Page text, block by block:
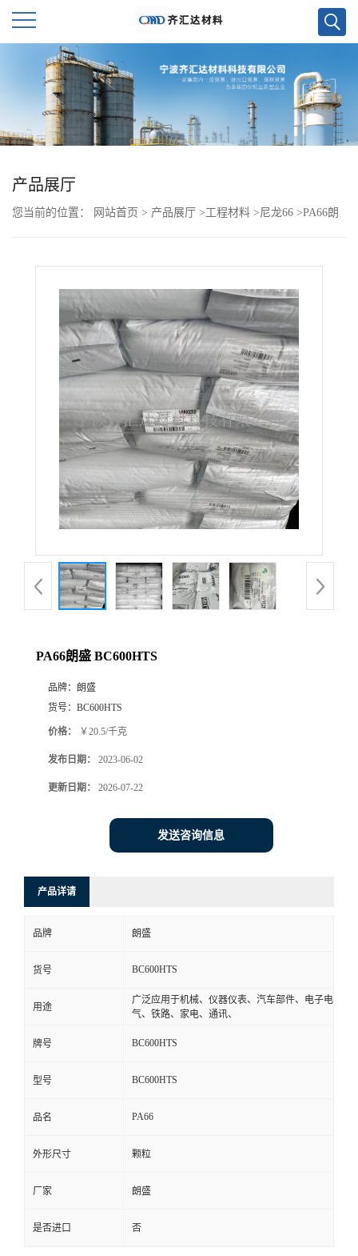
首
页
公
品
厅
系
言
产品展厅
您当前的位置： 网站首页 > 产品展厅 >工程材料 >尼龙66 >PA66朗
PA66朗盛 BC600HTS
品牌：
朗盛
货号： BC600HTS
价格： ￥20.5/千克
发布日期： 2023-06-02
更新日期： 2026-07-22
发送咨询信息
产品详请
品牌 朗盛
货号 BC600HTS
用途
广泛应用于机械、仪器仪表、汽车部件、电子电
气、铁路、家电、通讯、
牌号 BC600HTS
型号 BC600HTS
品名 PA66
外形尺寸 颗粒
厂家 朗盛
是否进口 否